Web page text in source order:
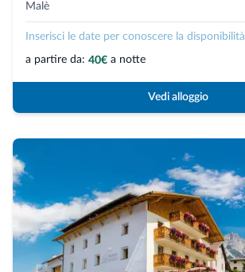
Malè
Inserisci le date per conoscere la disponibilità
a partire da: 40€ a notte
Vedi alloggio